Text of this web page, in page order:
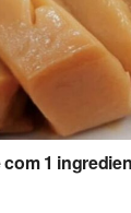
1